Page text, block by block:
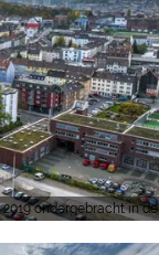
ondergebracht in